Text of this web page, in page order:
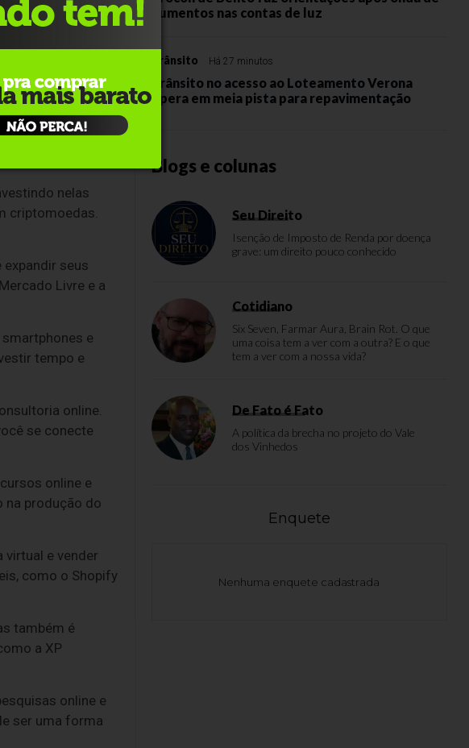
pode ganhar
em busca de
é uma das
produtos de
nelas
criptomoedas.
seus
Livre e a
e
tempo e
online.
se conecte
online e
na produção do
virtual e vender
como o Shopify
também é
a XP
online e
ser uma forma
aumentos nas contas de luz
Trânsito Há 27 minutos
Trânsito no acesso ao Loteamento Verona
opera em meia pista para repavimentação
Blogs e colunas
Seu Direito
Isenção de Imposto de Renda por doença
grave: um direito pouco conhecido
Cotidiano
Six Seven, Farmar Aura, Brain Rot. O que
uma coisa tem a ver com a outra? E o que
tem a ver com a nossa vida?
De Fato é Fato
A política da brecha no projeto do Vale
dos Vinhedos
Enquete
Nenhuma enquete cadastrada